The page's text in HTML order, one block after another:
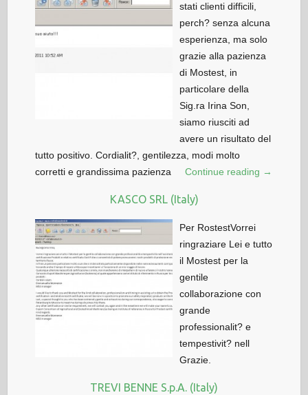
stati clienti difficili,
perch? senza alcuna
esperienza, ma solo
grazie alla pazienza
di Mostest, in
particolare della
Sig.ra Irina Son,
siamo riusciti ad
avere un risultato del
tutto positivo. Cordialit?, gentilezza, modi molto
corretti e grandissima pazienza
Continue reading →
KASCO SRL (Italy)
Per RostestVorrei
ringraziare Lei e tutto
il Mostest per la
gentile
collaborazione con
grande
professionalit? e
tempestivit? nell
Grazie.
TREVI BENNE S.p.A. (Italy)